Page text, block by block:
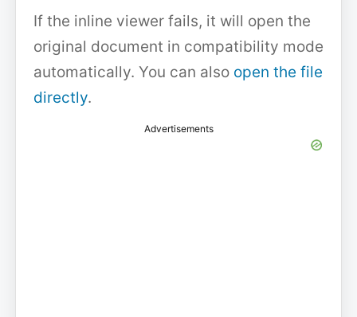
If the inline viewer fails, it will open the
original document in compatibility mode
automatically. You can also open the file
directly.
Advertisements